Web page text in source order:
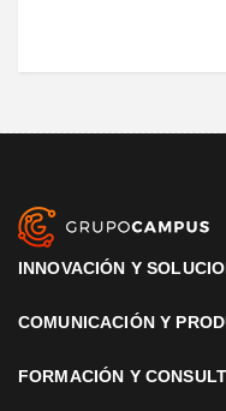
INNOVACIÓN Y
COMUNICACIÓN Y
FORMACIÓN Y